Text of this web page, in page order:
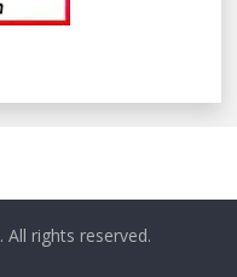
. All rights reserved.